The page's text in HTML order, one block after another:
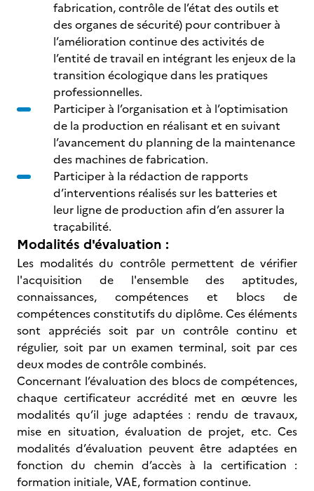
fabrication, contrôle de l’état des outils et
des organes de sécurité) pour contribuer à
l’amélioration continue des activités de
l’entité de travail en intégrant les enjeux de la
transition écologique dans les pratiques
professionnelles.
Participer à l’organisation et à l’optimisation
de la production en réalisant et en suivant
l’avancement du planning de la maintenance
des machines de fabrication.
Participer à la rédaction de rapports
d’interventions réalisés sur les batteries et
leur ligne de production afin d’en assurer la
traçabilité.
Modalités d'évaluation :
Les modalités du contrôle permettent de vérifier
l'acquisition de l'ensemble des aptitudes,
connaissances, compétences et blocs de
compétences constitutifs du diplôme. Ces éléments
sont appréciés soit par un contrôle continu et
régulier, soit par un examen terminal, soit par ces
deux modes de contrôle combinés.
Concernant l’évaluation des blocs de compétences,
chaque certificateur accrédité met en œuvre les
modalités qu’il juge adaptées : rendu de travaux,
mise en situation, évaluation de projet, etc. Ces
modalités d’évaluation peuvent être adaptées en
fonction du chemin d’accès à la certification :
formation initiale, VAE, formation continue.